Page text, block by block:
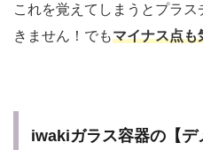
これを覚えてしまうとプラ
きません！でもマイナス点も
iwakiガラス容器の【デ